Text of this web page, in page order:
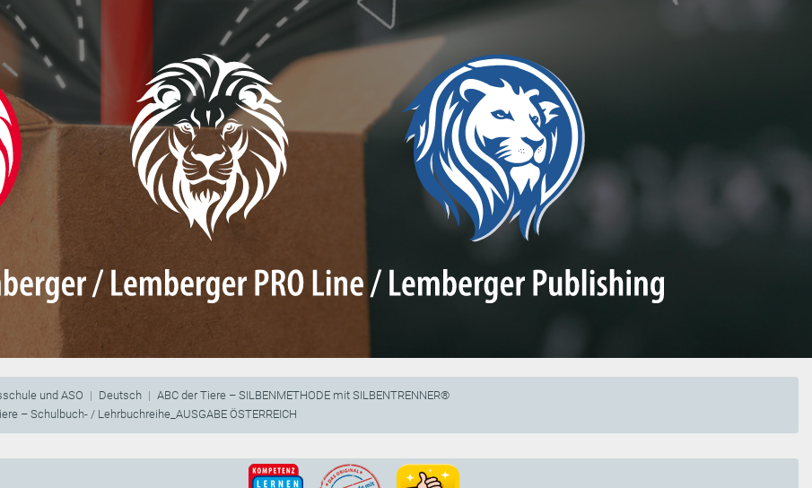
und ASO Deutsch
ABC der Tiere – SILBENMETHODE mit SILBENTRENNER®
– Schulbuch- / Lehrbuchreihe_AUSGABE ÖSTERREICH